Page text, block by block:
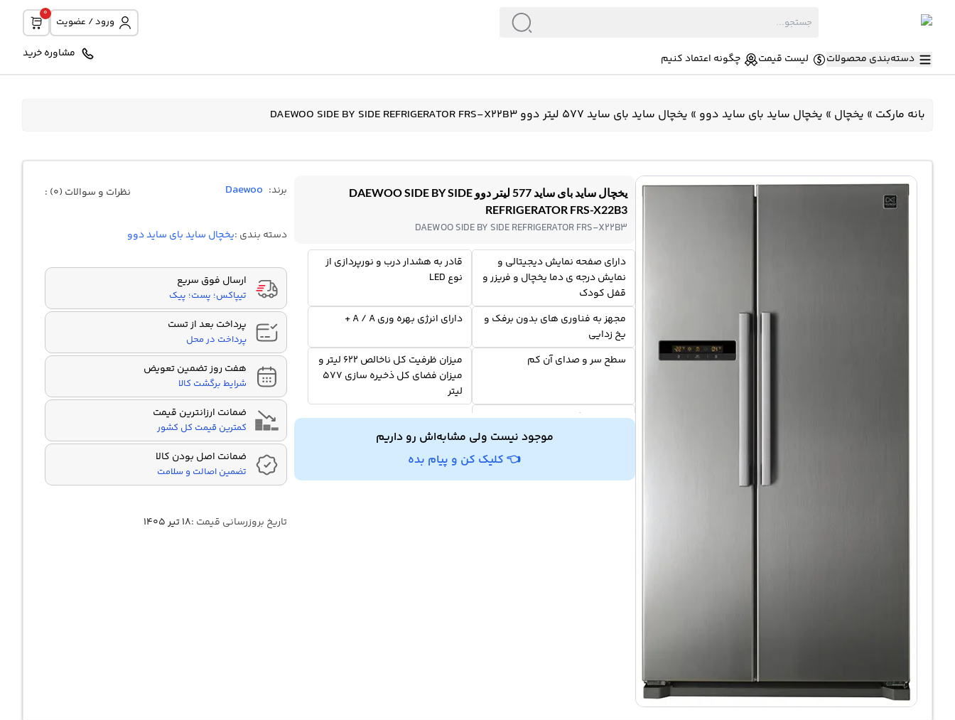
ورود / عضویت
0
دسته‌بندی محصولات لیست قیمت چگونه اعتماد کنیم مشاوره خرید
بانه مارکت » یخچال » یخچال ساید بای ساید دوو » یخچال ساید بای ساید 577 لیتر دوو DAEWOO SIDE BY SIDE REFRIGERATOR FRS-X22B3
یخچال ساید بای ساید 577 لیتر دوو DAEWOO SIDE BY SIDE
REFRIGERATOR FRS-X22B3
DAEWOO SIDE BY SIDE REFRIGERATOR FRS-X22B3
دارای صفحه نمایش دیجیتالی و
نمایش درجه ی دما یخچال و فریزر و
قفل کودک
قادر به هشدار درب و نورپردازی از
نوع LED
مجهز به فناوری های بدون برفک و
یخ زدایی
دارای انرژی بهره وری A / A +
سطح سر و صدای آن کم
میزان ظرفیت کل ناخالص 622 لیتر و
میزان فضای کل ذخیره سازی 577
لیتر
دارای 10 بالکن درب و 5 قفسه و 4
محفظه ی کشو و یک سینی یخموجود نیست ولی مشابه‌اش رو داریم
👈 کلیک کن و پیام بده
برند: Daewoo نظرات و سوالات (0) :
دسته بندی :یخچال ساید بای ساید دوو
ارسال فوق سریع
تیپاکس؛ پست؛ پیک
پرداخت بعد از تست
پرداخت در محل
هفت روز تضمین تعویض
شرایط برگشت کالا
ضمانت ارزانترین قیمت
کمترین قیمت کل کشور
ضمانت اصل بودن کالا
تضمین اصالت و سلامت
تاریخ بروزرسانی قیمت :۱۸ تیر ۱۴۰۵